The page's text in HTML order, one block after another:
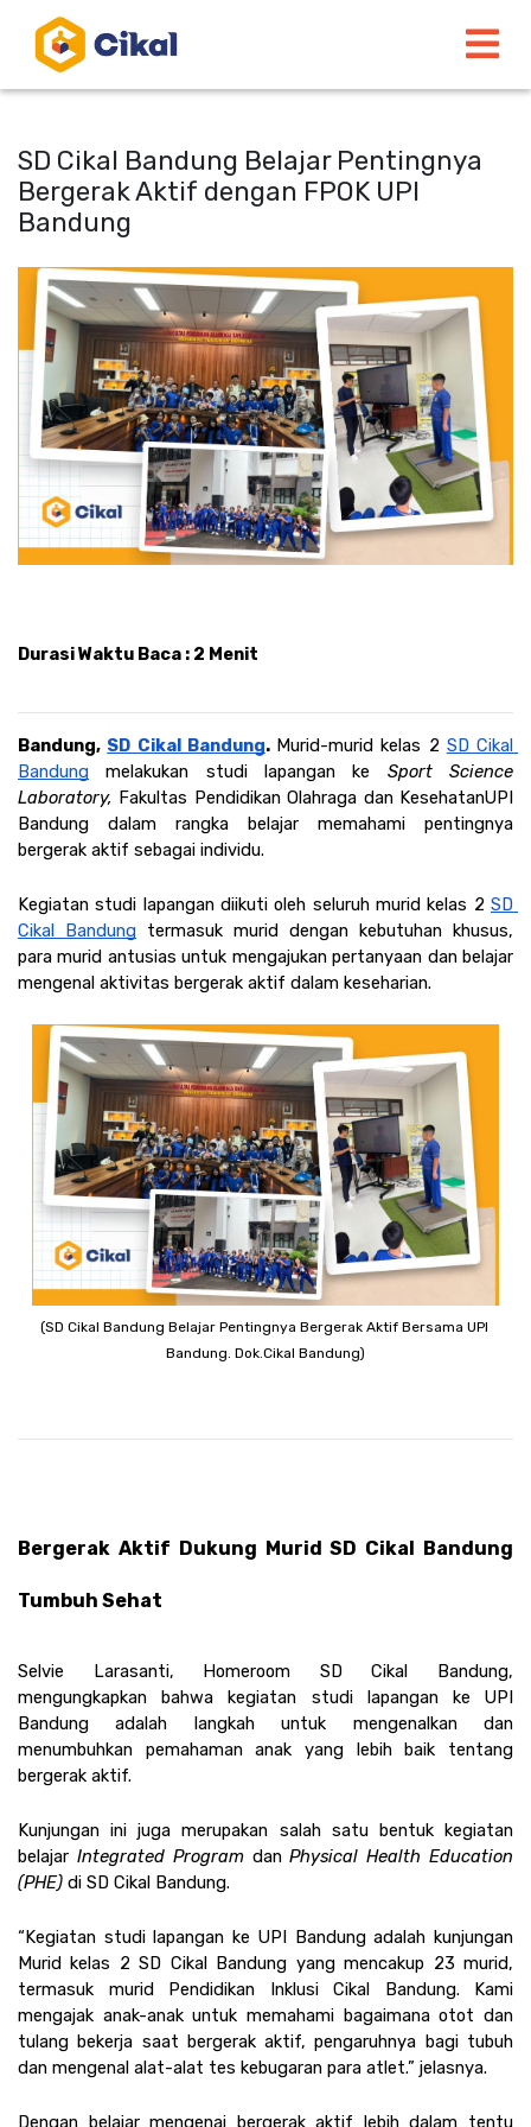
SD Cikal Bandung Belajar Pentingnya
Bergerak Aktif dengan FPOK UPI
Bandung
Durasi Waktu Baca : 2 Menit
Bandung, SD Cikal Bandung. Murid-murid kelas 2 SD Cikal
Bandung melakukan studi lapangan ke Sport Science
Laboratory, Fakultas Pendidikan Olahraga dan KesehatanUPI
Bandung dalam rangka belajar memahami pentingnya
bergerak aktif sebagai individu.
Kegiatan studi lapangan diikuti oleh seluruh murid kelas 2 SD
Cikal Bandung termasuk murid dengan kebutuhan khusus,
para murid antusias untuk mengajukan pertanyaan dan belajar
mengenal aktivitas bergerak aktif dalam keseharian.
(SD Cikal Bandung Belajar Pentingnya Bergerak Aktif Bersama UPI
Bandung. Dok.Cikal Bandung)
Bergerak Aktif Dukung Murid SD Cikal Bandung
Tumbuh Sehat
Selvie Larasanti, Homeroom SD Cikal Bandung,
mengungkapkan bahwa kegiatan studi lapangan ke UPI
Bandung adalah langkah untuk mengenalkan dan
menumbuhkan pemahaman anak yang lebih baik tentang
bergerak aktif.
Kunjungan ini juga merupakan salah satu bentuk kegiatan
belajar Integrated Program dan Physical Health Education
(PHE) di SD Cikal Bandung.
“Kegiatan studi lapangan ke UPI Bandung adalah kunjungan
Murid kelas 2 SD Cikal Bandung yang mencakup 23 murid,
termasuk murid Pendidikan Inklusi Cikal Bandung. Kami
mengajak anak-anak untuk memahami bagaimana otot dan
tulang bekerja saat bergerak aktif, pengaruhnya bagi tubuh
dan mengenal alat-alat tes kebugaran para atlet.” jelasnya.
Dengan belajar mengenai bergerak aktif lebih dalam tentu